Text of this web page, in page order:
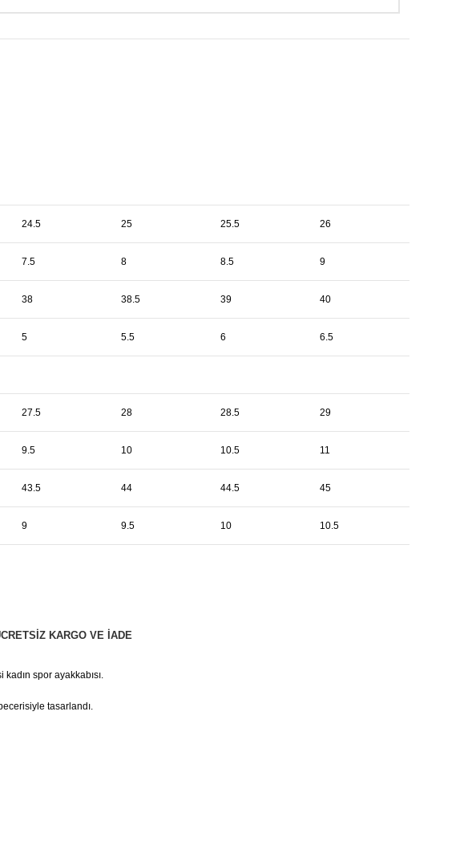
24.5 25 25.5 26
7.5 8 8.5 9
38 38.5 39 40
5 5.5 6 6.5
27.5 28 28.5 29
9.5 10 10.5 11
43.5 44 44.5 45
9 9.5 10 10.5
KARGO VE İADE
spor ayakkabısı.
tasarlandı.